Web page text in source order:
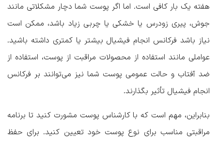
هفته یک بار کافی است. اما اگر پوست شما دچار مشکلاتی مانند
جوش، پیری زودرس یا خشکی یا چربی زیاد باشد، ممکن است
نیاز باشد فرکانس انجام فیشیال بیشتر یا کمتری داشته باشید.
عواملی مانند استفاده از محصولات مراقبت از پوست، استفاده از
ضد آفتاب و حالت عمومی پوست شما نیز می‌توانند بر فرکانس
انجام فیشیال تأثیر بگذارند.
بنابراین، مهم است که با کارشناس پوست مشورت کنید تا برنامه
مراقبتی مناسب برای نوع پوست خود تعیین کنید. برای حفظ